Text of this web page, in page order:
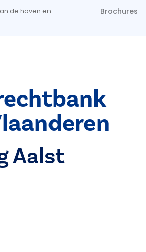
inhoud gaan
de hoven en
Brochures
Aalst